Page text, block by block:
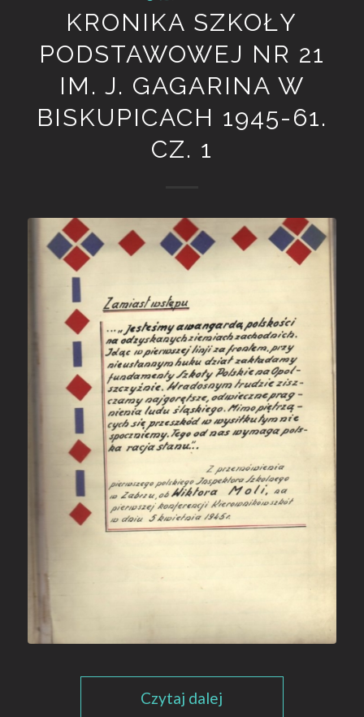
KRONIKA SZKOŁY
PODSTAWOWEJ NR 21
IM. J. GAGARINA W
BISKUPICACH 1945-61.
CZ. 1
Czytaj dalej